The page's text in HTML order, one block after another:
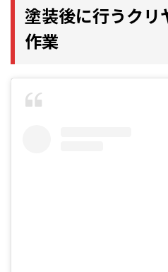
塗装後に行うクリ
作業